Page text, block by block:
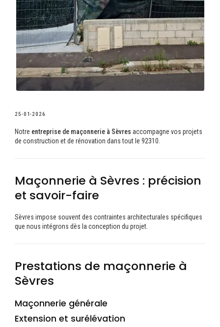
25-01-2026
Notre entreprise de maçonnerie à Sèvres accompagne vos projets
de construction et de rénovation dans tout le 92310.
Maçonnerie à Sèvres : précision
et savoir-faire
Sèvres impose souvent des contraintes architecturales spécifiques
que nous intégrons dès la conception du projet.
Prestations de maçonnerie à
Sèvres
Maçonnerie générale
Extension et surélévation